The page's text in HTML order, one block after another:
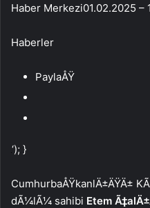
Haber Merkezi01.02.2025 –
Haberler
PaylaÅŸ
‘); }
CumhurbaÅŸkanlÄ±ÄŸÄ±
dÃ¼lÃ¼ sahibi Etem